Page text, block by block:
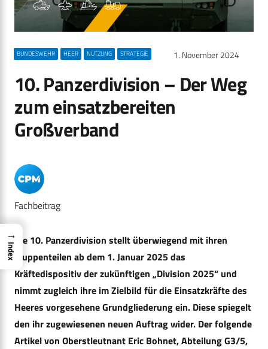
BUNDESWEHR HEER NUTZUNG STRATEGIE 1. November 2024
10. Panzerdivision – Der Weg
zum einsatzbereiten
Großverband
Fachbeitrag
Die 10. Panzerdivision stellt überwiegend mit ihren
Truppenteilen ab dem 1. Januar 2025 das
Kräftedispositiv der zukünftigen „Division 2025“ und
nimmt zugleich ihre im Zielbild für die Einsatzkräfte des
Heeres vorgesehene Grundgliederung ein. Diese spiegelt
den ihr zugewiesenen neuen Auftrag wider. Der folgende
Artikel von Oberstleutnant Eric Bohnet, Abteilung G3/5,
→
Index